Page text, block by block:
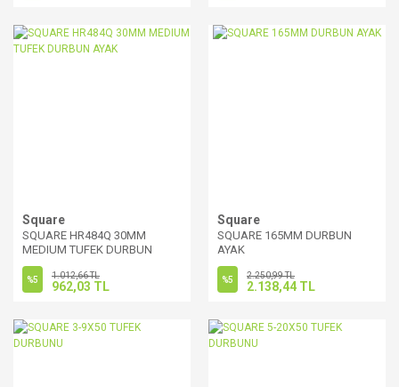
Square
SQUARE HR484Q 30MM
MEDIUM TUFEK DURBUN
AYAK
%5 1.012,66 TL
962,03 TL
Square
SQUARE 165MM DURBUN
AYAK
%5 2.250,99 TL
2.138,44 TL